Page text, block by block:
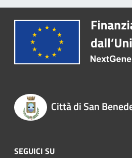
Città di San
SEGUICI SU